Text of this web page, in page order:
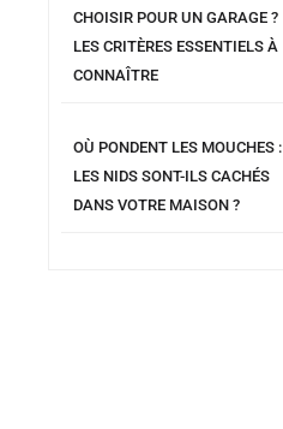
CHOISIR POUR UN GARAGE ?
LES CRITÈRES ESSENTIELS À
CONNAÎTRE
OÙ PONDENT LES MOUCHES :
LES NIDS SONT-ILS CACHÉS
DANS VOTRE MAISON ?